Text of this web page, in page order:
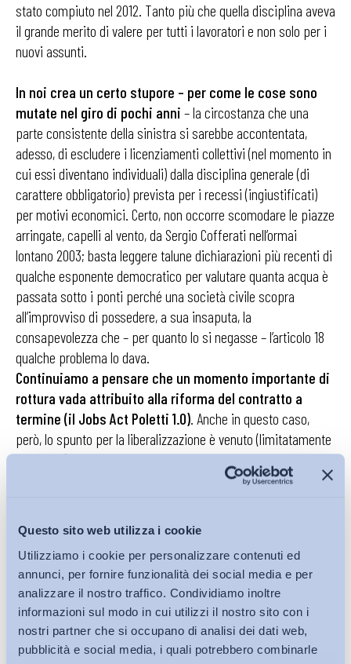
Questo sito web utilizza i cookie
Utilizziamo i cookie per personalizzare contenuti ed
annunci, per fornire funzionalità dei social media e per
analizzare il nostro traffico. Condividiamo inoltre
informazioni sul modo in cui utilizzi il nostro sito con i
nostri partner che si occupano di analisi dei dati web,
pubblicità e social media, i quali potrebbero combinarle
stato compiuto nel 2012. Tanto più che quella disciplina aveva
il grande merito di valere per tutti i lavoratori e non solo per i
nuovi assunti.
In noi crea un certo stupore – per come le cose sono
mutate nel giro di pochi anni – la circostanza che una
parte consistente della sinistra si sarebbe accontentata,
adesso, di escludere i licenziamenti collettivi (nel momento in
cui essi diventano individuali) dalla disciplina generale (di
carattere obbligatorio) prevista per i recessi (ingiustificati)
per motivi economici. Certo, non occorre scomodare le piazze
arringate, capelli al vento, da Sergio Cofferati nell’ormai
lontano 2003; basta leggere talune dichiarazioni più recenti di
qualche esponente democratico per valutare quanta acqua è
passata sotto i ponti perché una società civile scopra
all’improvviso di possedere, a sua insaputa, la
consapevolezza che – per quanto lo si negasse – l’articolo 18
qualche problema lo dava.
Continuiamo a pensare che un momento importante di
rottura vada attribuito alla riforma del contratto a
termine (il Jobs Act Poletti 1.0). Anche in questo caso,
però, lo spunto per la liberalizzazione è venuto (limitatamente
a 12 mesi) dalla legge Fornero. Rivolgendoci poi al fronte di
centro destra, gli riconosciamo subito il buon diritto di
flessibilità in uscita che può giustificare – meglio che nel
quadro della legge n. 92 – qualche giro di vite sui rapporti
atipici in entrata. Ciò premesso, il maggiore equilibrio è tale
da giustificare degli interventi molto più radicali come quelli
che prefigura – in particolare per le collaborazioni – lo
schema di decreto legislativo sulle forme contrattuali?